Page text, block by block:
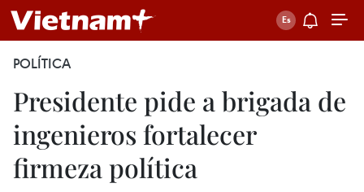
POLÍTICA
Presidente pide a brigada de
ingenieros fortalecer
firmeza política